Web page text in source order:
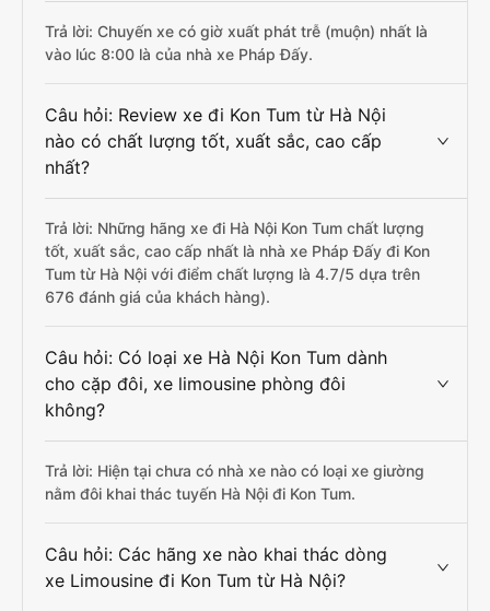
Trả lời: Chuyến xe có giờ xuất phát trễ (muộn) nhất là
vào lúc 8:00 là của nhà xe Pháp Đấy.
Câu hỏi: Review xe đi Kon Tum từ Hà Nội
nào có chất lượng tốt, xuất sắc, cao cấp
nhất?
Trả lời: Những hãng xe đi Hà Nội Kon Tum chất lượng
tốt, xuất sắc, cao cấp nhất là nhà xe Pháp Đấy đi Kon
Tum từ Hà Nội với điểm chất lượng là 4.7/5 dựa trên
676 đánh giá của khách hàng).
Câu hỏi: Có loại xe Hà Nội Kon Tum dành
cho cặp đôi, xe limousine phòng đôi
không?
Trả lời: Hiện tại chưa có nhà xe nào có loại xe giường
nằm đôi khai thác tuyến Hà Nội đi Kon Tum.
Câu hỏi: Các hãng xe nào khai thác dòng
xe Limousine đi Kon Tum từ Hà Nội?